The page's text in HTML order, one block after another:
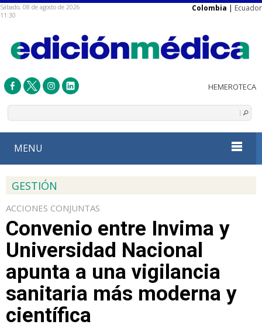
Sábado, 08 de agosto de 2026
11:30
Colombia | Ecuador
MENU
GESTIÓN
ACCIONES CONJUNTAS
Convenio entre Invima y
Universidad Nacional
apunta a una vigilancia
sanitaria más moderna y
científica